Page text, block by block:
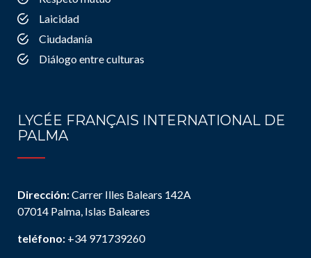
Laicidad
Ciudadanía
Diálogo entre culturas
LYCÉE FRANÇAIS INTERNATIONAL DE
PALMA
Dirección:Carrer Illes Balears 142A
07014 Palma, Islas Baleares
teléfono: +34 971739260